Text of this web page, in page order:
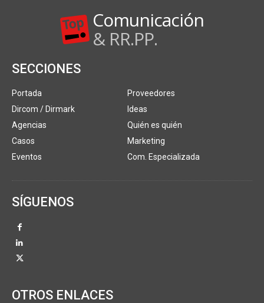
Comunicación
& RR.PP.
SECCIONES
Portada
Dircom / Dirmark
Agencias
Casos
Eventos
Proveedores
Ideas
Quién es quién
Marketing
Com. Especializada
SÍGUENOS
OTROS ENLACES